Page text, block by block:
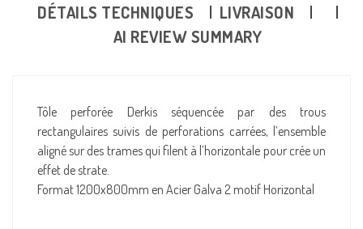
DÉTAILS TECHNIQUES
LIVRAISON
AI REVIEW SUMMARY
Tôle perforée Derkis séquencée par des trous
rectangulaires suivis de perforations carrées, l’ensemble
aligné sur des trames qui filent à l’horizontale pour crée un
effet de strate.
Format 1200x800mm en Acier Galva 2 motif Horizontal